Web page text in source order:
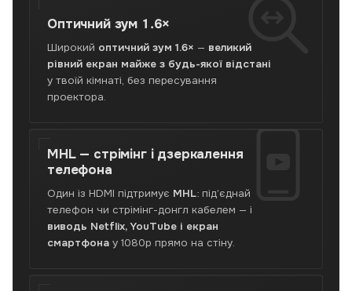
Оптичний зум 1.6×
Широкий оптичний зум 1.6× — великий
рівний екран майже з будь-якої відстані
у твоїй кімнаті, без пересування
проектора.
MHL — стрімінг і дзеркалення
телефона
Один із HDMI підтримує MHL: під’єднай
телефон чи стрімінг-донгл кабелем — і
виводь Netflix, YouTube і екран
смартфона у 1080p прямо на стіну.